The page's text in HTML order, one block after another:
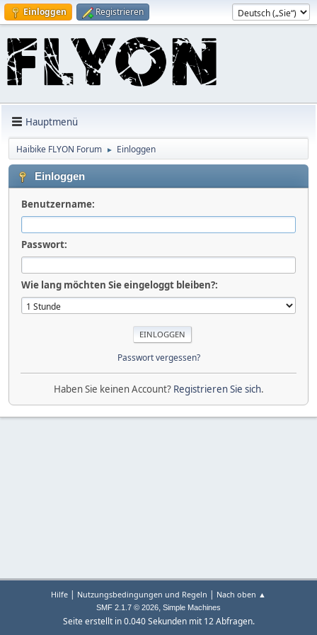
Einloggen Registrieren
Hauptmenü
Haibike FLYON Forum ► Einloggen
Einloggen
Benutzername:
Passwort:
Wie lang möchten Sie eingeloggt bleiben?:
Passwort vergessen?
Haben Sie keinen Account? Registrieren Sie sich.
Hilfe | Nutzungsbedingungen und Regeln | Nach oben ▲
SMF 2.1.7 © 2026, Simple Machines
Seite erstellt in 0.040 Sekunden mit 12 Abfragen.